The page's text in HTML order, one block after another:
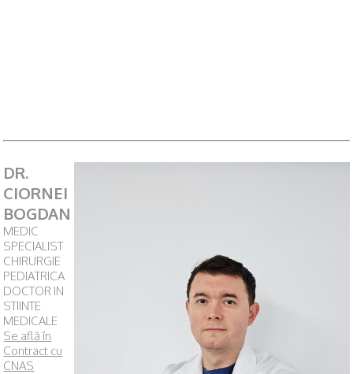
DR.
CIORNEI
BOGDAN
MEDIC
SPECIALIST
CHIRURGIE
PEDIATRICA
DOCTOR IN
STIINTE
MEDICALE
Se află în
Contract cu
CNAS